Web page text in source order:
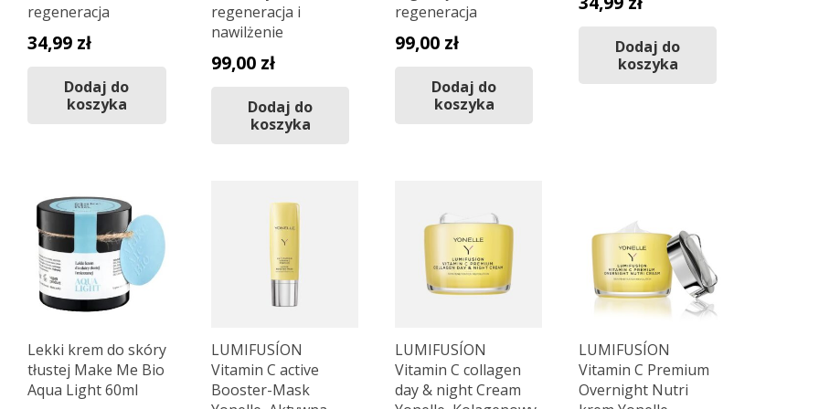
regeneracja
34,99 zł
Dodaj do
koszyka
regeneracja i
nawilżenie
99,00 zł
Dodaj do
koszyka
regeneracja
99,00 zł
Dodaj do
koszyka
Dodaj do
koszyka
Lekki krem do skóry
tłustej Make Me Bio
Aqua Light 60ml
LUMIFUSÍON
Vitamin C active
Booster-Mask
LUMIFUSÍON
Vitamin C collagen
day & night Cream
LUMIFUSÍON
Vitamin C Premium
Overnight Nutri